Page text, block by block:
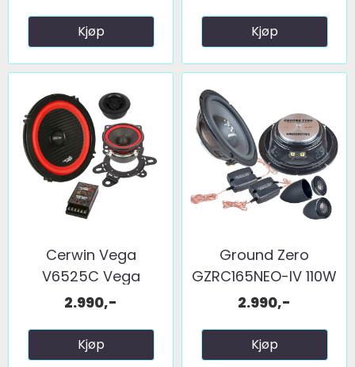
Kjøp Kjøp
Cerwin Vega
V6525C Vega
165/63mm sett ...
2.990,-
Kjøp
Ground Zero
GZRC165NEO-IV 110W
RMS
2.990,-
Kjøp